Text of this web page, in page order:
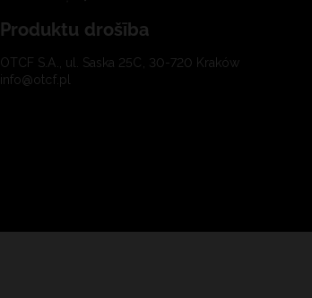
Produktu drošība
OTCF S.A., ul. Saska 25C, 30-720 Kraków
info@otcf.pl